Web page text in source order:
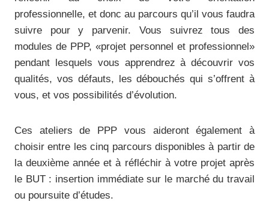
professionnelle, et donc au parcours qu’il vous faudra
suivre pour y parvenir. Vous suivrez tous des
modules de PPP, «projet personnel et professionnel»
pendant lesquels vous apprendrez à découvrir vos
qualités, vos défauts, les débouchés qui s’offrent à
vous, et vos possibilités d’évolution.
Ces ateliers de PPP vous aideront également à
choisir entre les cinq parcours disponibles à partir de
la deuxième année et à réfléchir à votre projet après
le BUT : insertion immédiate sur le marché du travail
ou poursuite d’études.